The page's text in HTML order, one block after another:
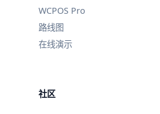
WCPOS Pro
路线图
在线演示
社区